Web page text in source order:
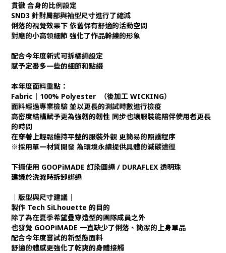
貫徹 合身的比例設定
SND3 針對肩部與袖型尺寸進行了縮減
俐落的視覺效果下 依舊保有舒適的活動空間
對應的小高領細節 強化了作品幹練的形象
配合今年度新式可拆橘繩設定
賦予定番多一些的細節和點綴
本年度面料重點：
Fabric｜100% Polyester （後加工 WICKING）
面料經過專業檢驗 並以更長的測試時數進行檢疫
高密度結構賦予更為強韌的韌性 同步也讓服裝能陪伴使用者更長
的時間
在穿著上輕鬆維持平整的服裝外觀 更簡易的照護程序
※採用單一材質開發 為環境永續提供具體的減碳途徑
下擺使用 GOOPiMADE 訂染圓繩 / DURAFLEX 透明珠
建議於洗滌時拆卸綁繩
｜版型與尺寸建議｜
製作 Tech SiLhouette 的目的
除了為在夏季希望疊穿造型的團隊成員之外
也發覺 GOOPiMADE 一直缺少了俐落、簡潔的上身單品
配合今年度嘗試的新型態面料
舒適的體感更強化了乾爽的身體接觸